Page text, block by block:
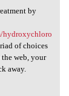
by
hydroxychloro
of choices
web, your
away.